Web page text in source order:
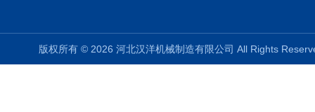
版权所有 © 2026 河北汉洋机械制造有限公司 All Rights